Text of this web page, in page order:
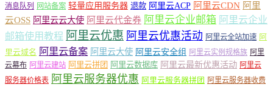
消息队列
网站备案 轻量应用服务器 退款 阿里云ACP 阿里云CDN 阿里
云OSS 阿里云云大使 阿里云代金券 阿里云企业邮箱 阿里云企业
邮箱使用教程 阿里云优惠 阿里云优惠活动 阿里云全站加速 阿
里云域名 阿里云备案 阿里云大使 阿里云安全组 阿里云实例规格族 阿里
云幕布 阿里云建站 阿里云拼团 阿里云数据库 阿里云最新优惠活动 阿里云
服务器价格表 阿里云服务器优惠 阿里云服务器拼团 阿里云服务器收费